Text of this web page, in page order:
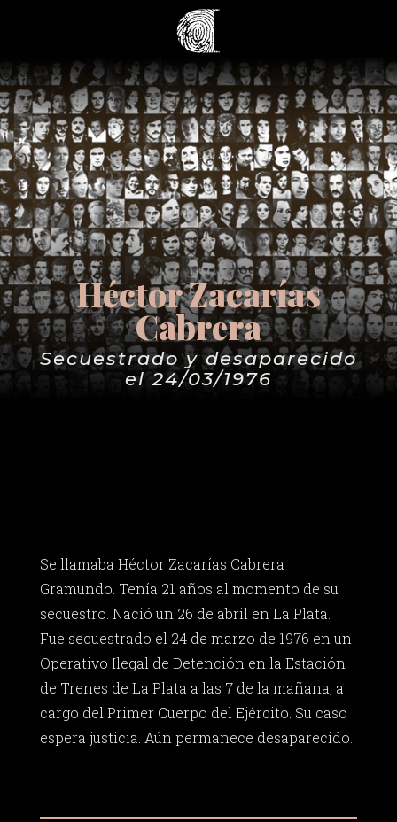
Héctor Zacarías
Cabrera
Secuestrado y desaparecido
el 24/03/1976
Se llamaba Héctor Zacarías Cabrera
Gramundo. Tenía 21 años al momento de su
secuestro. Nació un 26 de abril en La Plata.
Fue secuestrado el 24 de marzo de 1976 en un
Operativo Ilegal de Detención en la Estación
de Trenes de La Plata a las 7 de la mañana, a
cargo del Primer Cuerpo del Ejército. Su caso
espera justicia. Aún permanece desaparecido.